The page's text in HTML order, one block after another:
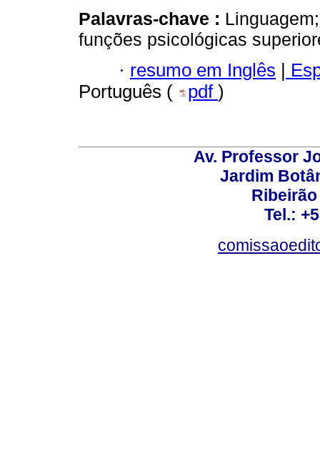
Palavras-chave :
funções psicológicas
· resumo em Inglês |
Português (
pdf )
Av. Professor
Jardim
Tel.: